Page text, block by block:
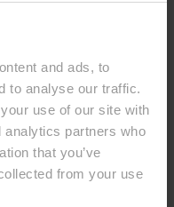
and ads, to
to analyse our traffic.
use of our site with
analytics partners who
that you’ve
from your use
(Teil der Asahi Kasei
PET, biobasiertem PET,
oder auch aus
antiviral und
und schmutzabweisend
auf dem Innendisplay
und sorgt für eine perfekte
bei dem ein